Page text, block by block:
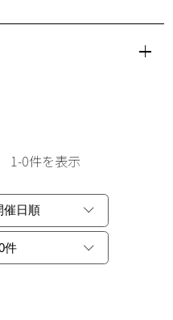
1-0件を表示